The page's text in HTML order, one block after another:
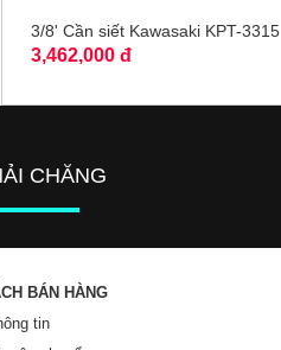
3/8' Cần siết Kawasaki KPT-3315
3,462,000 đ
CHĂNG
BÁN HÀNG
tin